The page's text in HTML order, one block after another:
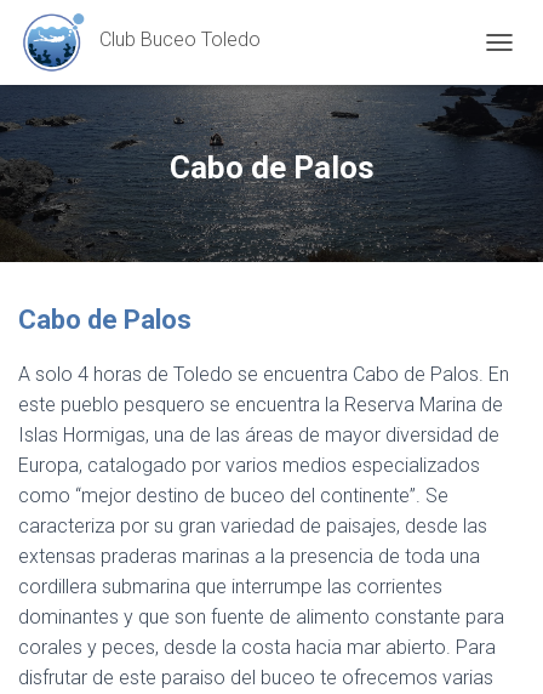
Club Buceo Toledo
Cabo de Palos
Cabo de Palos
A solo 4 horas de Toledo se encuentra Cabo de Palos. En
este pueblo pesquero se encuentra la Reserva Marina de
Islas Hormigas, una de las áreas de mayor diversidad de
Europa, catalogado por varios medios especializados
como “mejor destino de buceo del continente”. Se
caracteriza por su gran variedad de paisajes, desde las
extensas praderas marinas a la presencia de toda una
cordillera submarina que interrumpe las corrientes
dominantes y que son fuente de alimento constante para
corales y peces, desde la costa hacia mar abierto. Para
disfrutar de este paraiso del buceo te ofrecemos varias